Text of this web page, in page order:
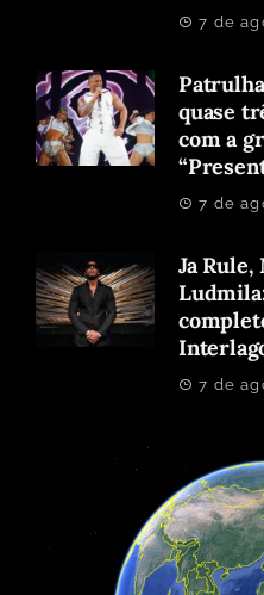
7 de
quase
com a
7 de
Ja
7 de